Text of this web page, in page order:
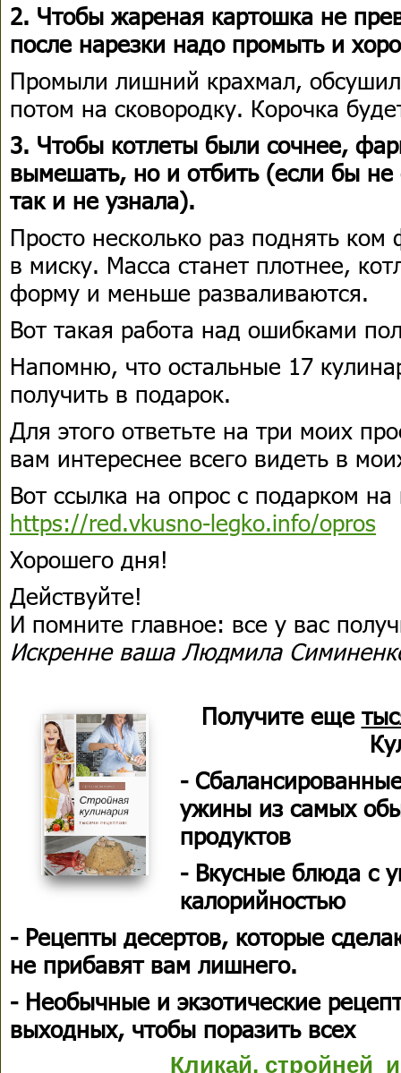
2. Чтобы жареная картошка не
после нарезки надо промыть и
Промыли лишний крахмал,
потом на сковородку. Корочка
3. Чтобы котлеты были сочнее,
вымешать, но и отбить (если бы
так и не узнала).
Просто несколько раз поднять
в миску. Масса станет плотнее,
форму и меньше разваливаются.
Вот такая работа над ошибками
Напомню, что остальные 17
получить в подарок.
Для этого ответьте на три моих
вам интереснее всего видеть в
Вот ссылка на опрос с подарком
https://red.vkusno-legko.info/opros
Хорошего дня!
Действуйте!
И помните главное: все у вас
Искренне ваша Людмила
Получите еще
-
ужины из самых
продуктов
- Вкусные блюда с
калорийностью
- Рецепты десертов, которые
не прибавят вам лишнего.
- Необычные и экзотические
выходных, чтобы поразить всех
Кликай, стройней